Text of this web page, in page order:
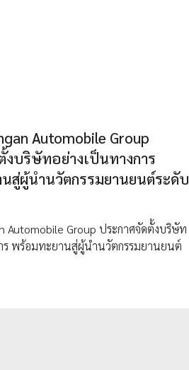
Automobile Group
งบริษัทอย่างเป็นทางการ
สู่ผู้นำนวัตกรรมยานยนต์ระดับ
Automobile Group ประกาศจัดตั้งบริษัท
ร พร้อมทะยานสู่ผู้นำนวัตกรรมยานยนต์